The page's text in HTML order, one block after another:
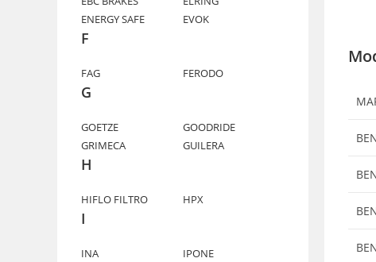
ENERGY SAFE
EVOK
F
FAG FERODO
G
GOETZE
GOODRIDE
GRIMECA
GUILERA
H
HIFLO FILTRO HPX
I
INA IPONE